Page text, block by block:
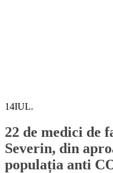
14IUL.
22 de medici de
Severin, din
populația anti